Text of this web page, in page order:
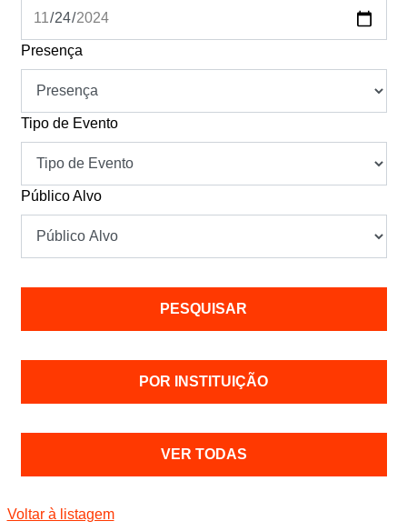
Presença
Tipo de Evento
Público Alvo
POR INSTITUIÇÃO
VER TODAS
Voltar à listagem